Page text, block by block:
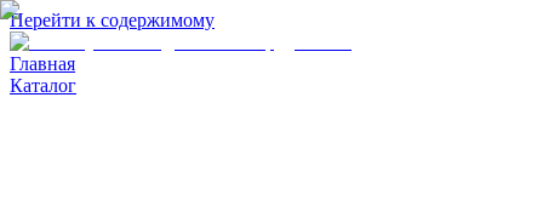
Перейти к содержимому
Главная
Каталог